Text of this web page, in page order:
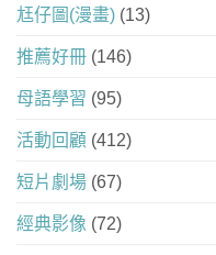
尪仔圖(漫畫) (13)
推薦好冊 (146)
母語學習 (95)
活動回顧 (412)
短片劇場 (67)
經典影像 (72)